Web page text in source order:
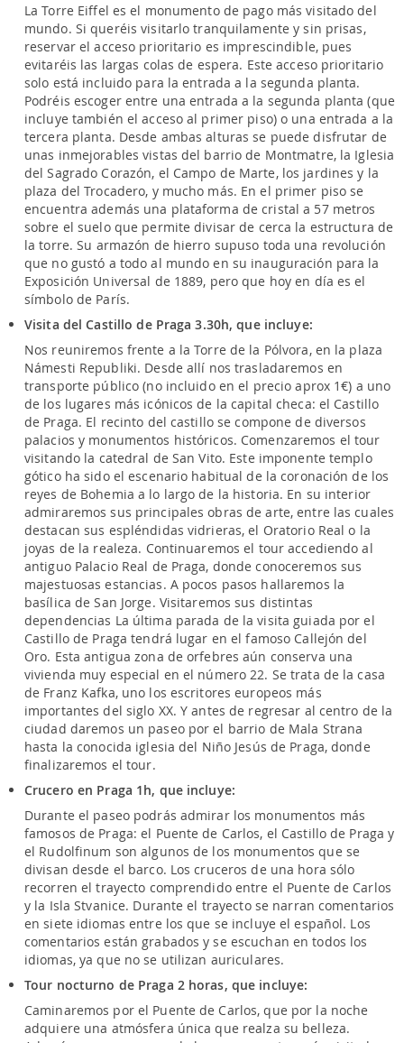
La Torre Eiffel es el monumento de pago más visitado del
mundo. Si queréis visitarlo tranquilamente y sin prisas,
reservar el acceso prioritario es imprescindible, pues
evitaréis las largas colas de espera. Este acceso prioritario
solo está incluido para la entrada a la segunda planta.
Podréis escoger entre una entrada a la segunda planta (que
incluye también el acceso al primer piso) o una entrada a la
tercera planta. Desde ambas alturas se puede disfrutar de
unas inmejorables vistas del barrio de Montmatre, la Iglesia
del Sagrado Corazón, el Campo de Marte, los jardines y la
plaza del Trocadero, y mucho más. En el primer piso se
encuentra además una plataforma de cristal a 57 metros
sobre el suelo que permite divisar de cerca la estructura de
la torre. Su armazón de hierro supuso toda una revolución
que no gustó a todo al mundo en su inauguración para la
Exposición Universal de 1889, pero que hoy en día es el
símbolo de París.
Visita del Castillo de Praga 3.30h, que incluye:
Nos reuniremos frente a la Torre de la Pólvora, en la plaza
Námesti Republiki. Desde allí nos trasladaremos en
transporte público (no incluido en el precio aprox 1€) a uno
de los lugares más icónicos de la capital checa: el Castillo
de Praga. El recinto del castillo se compone de diversos
palacios y monumentos históricos. Comenzaremos el tour
visitando la catedral de San Vito. Este imponente templo
gótico ha sido el escenario habitual de la coronación de los
reyes de Bohemia a lo largo de la historia. En su interior
admiraremos sus principales obras de arte, entre las cuales
destacan sus espléndidas vidrieras, el Oratorio Real o la
joyas de la realeza. Continuaremos el tour accediendo al
antiguo Palacio Real de Praga, donde conoceremos sus
majestuosas estancias. A pocos pasos hallaremos la
basílica de San Jorge. Visitaremos sus distintas
dependencias La última parada de la visita guiada por el
Castillo de Praga tendrá lugar en el famoso Callejón del
Oro. Esta antigua zona de orfebres aún conserva una
vivienda muy especial en el número 22. Se trata de la casa
de Franz Kafka, uno los escritores europeos más
importantes del siglo XX. Y antes de regresar al centro de la
ciudad daremos un paseo por el barrio de Mala Strana
hasta la conocida iglesia del Niño Jesús de Praga, donde
finalizaremos el tour.
Crucero en Praga 1h, que incluye:
Durante el paseo podrás admirar los monumentos más
famosos de Praga: el Puente de Carlos, el Castillo de Praga y
el Rudolfinum son algunos de los monumentos que se
divisan desde el barco. Los cruceros de una hora sólo
recorren el trayecto comprendido entre el Puente de Carlos
y la Isla Stvanice. Durante el trayecto se narran comentarios
en siete idiomas entre los que se incluye el español. Los
comentarios están grabados y se escuchan en todos los
idiomas, ya que no se utilizan auriculares.
Tour nocturno de Praga 2 horas, que incluye:
Caminaremos por el Puente de Carlos, que por la noche
adquiere una atmósfera única que realza su belleza.